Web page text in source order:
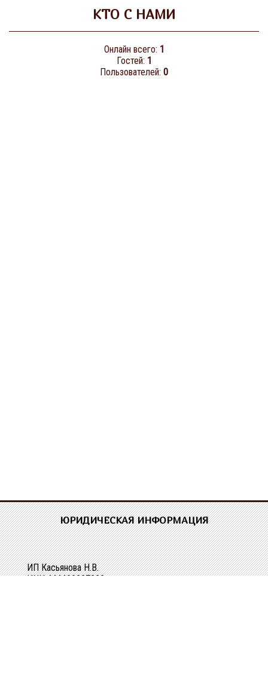
КТО С НАМИ
Онлайн всего: 1
Гостей: 1
Пользователей: 0
ЮРИДИЧЕСКАЯ ИНФОРМАЦИЯ
ИП Касьянова Н.В.
ИНН 444400337228